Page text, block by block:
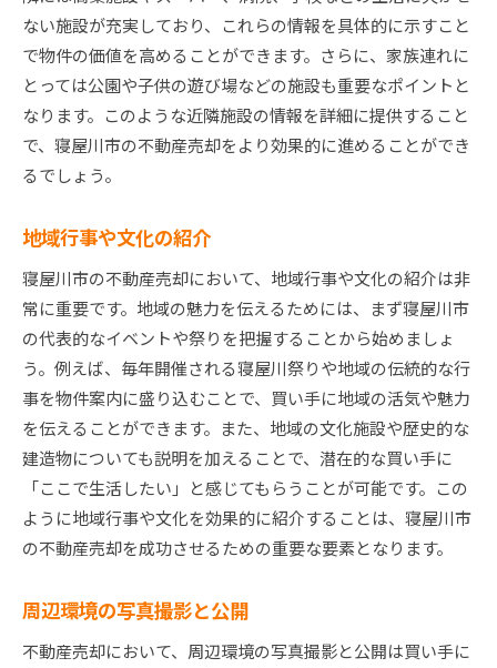
ない施設が充実しており、これらの情報を具体的に示すこと
で物件の価値を高めることができます。さらに、家族連れに
とっては公園や子供の遊び場などの施設も重要なポイントと
なります。このような近隣施設の情報を詳細に提供すること
で、寝屋川市の不動産売却をより効果的に進めることができ
るでしょう。
地域行事や文化の紹介
寝屋川市の不動産売却において、地域行事や文化の紹介は非
常に重要です。地域の魅力を伝えるためには、まず寝屋川市
の代表的なイベントや祭りを把握することから始めましょ
う。例えば、毎年開催される寝屋川祭りや地域の伝統的な行
事を物件案内に盛り込むことで、買い手に地域の活気や魅力
を伝えることができます。また、地域の文化施設や歴史的な
建造物についても説明を加えることで、潜在的な買い手に
「ここで生活したい」と感じてもらうことが可能です。この
ように地域行事や文化を効果的に紹介することは、寝屋川市
の不動産売却を成功させるための重要な要素となります。
周辺環境の写真撮影と公開
不動産売却において、周辺環境の写真撮影と公開は買い手に